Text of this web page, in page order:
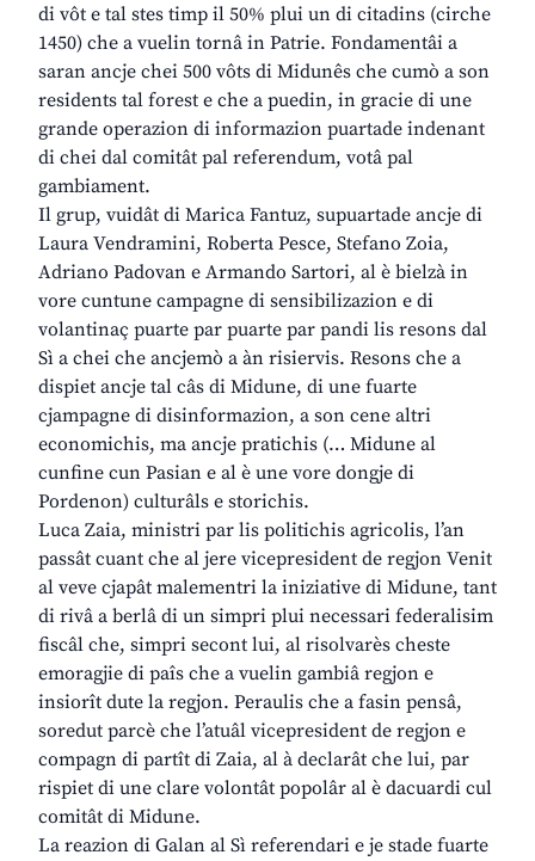
di vôt e tal stes timp il 50% plui un di citadins (cirche
1450) che a vuelin tornâ in Patrie. Fondamentâi a
saran ancje chei 500 vôts di Midunês che cumò a son
residents tal forest e che a puedin, in gracie di une
grande operazion di informazion puartade indenant
di chei dal comitât pal referendum, votâ pal
gambiament.
Il grup, vuidât di Marica Fantuz, supuartade ancje di
Laura Vendramini, Roberta Pesce, Stefano Zoia,
Adriano Padovan e Armando Sartori, al è bielzà in
vore cuntune campagne di sensibilizazion e di
volantinaç puarte par puarte par pandi lis resons dal
Sì a chei che ancjemò a àn risiervis. Resons che a
dispiet ancje tal câs di Midune, di une fuarte
cjampagne di disinformazion, a son cene altri
economichis, ma ancje pratichis (… Midune al
cunfine cun Pasian e al è une vore dongje di
Pordenon) culturâls e storichis.
Luca Zaia, ministri par lis politichis agricolis, l’an
passât cuant che al jere vicepresident de regjon Venit
al veve cjapât malementri la iniziative di Midune, tant
di rivâ a berlâ di un simpri plui necessari federalisim
fiscâl che, simpri secont lui, al risolvarès cheste
emoragjie di paîs che a vuelin gambiâ regjon e
insiorît dute la regjon. Peraulis che a fasin pensâ,
soredut parcè che l’atuâl vicepresident de regjon e
compagn di partît di Zaia, al à declarât che lui, par
rispiet di une clare volontât popolâr al è dacuardi cul
comitât di Midune.
La reazion di Galan al Sì referendari e je stade fuarte